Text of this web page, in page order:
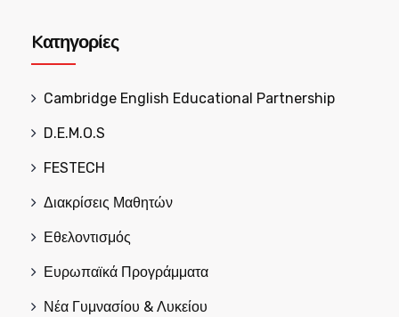
Kατηγορίες
Cambridge English Educational Partnership
D.E.M.O.S
FESTECH
Διακρίσεις Μαθητών
Εθελοντισμός
Ευρωπαϊκά Προγράμματα
Νέα Γυμνασίου & Λυκείου